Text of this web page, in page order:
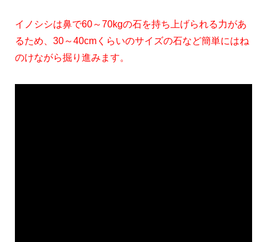
イノシシは鼻で60～70kgの石を持ち上げられる力があ
るため、30～40cmくらいのサイズの石など簡単にはね
のけながら掘り進みます。